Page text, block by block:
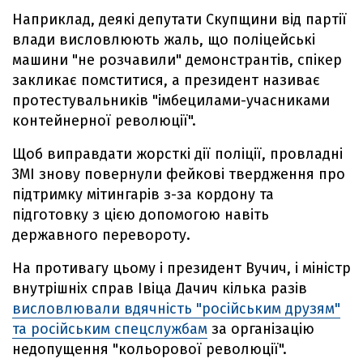
Наприклад, деякі депутати Скупщини від партії
влади висловлюють жаль, що поліцейські
машини "не розчавили" демонстрантів, спікер
закликає помститися, а президент називає
протестувальників "імбецилами-учасниками
контейнерної революції".
Щоб виправдати жорсткі дії поліції, провладні
ЗМІ знову повернули фейкові твердження про
підтримку мітингарів з-за кордону та
підготовку з цією допомогою навіть
державного перевороту.
На противагу цьому і президент Вучич, і міністр
внутрішніх справ Івіца Дачич кілька разів
висловлювали вдячність "російським друзям"
та російським спецслужбам за організацію
недопущення "кольорової революції".